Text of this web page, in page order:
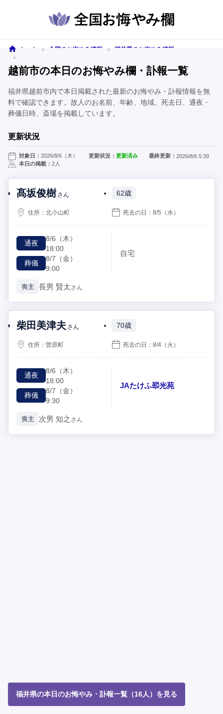
ホーム 全国のお悔やみ情報
福井県のお悔やみ情報
越前市の本日のお悔やみ欄・訃報一覧
福井県越前市内で本日掲載された最新のお悔やみ・訃報情報を無
料で確認できます。故人のお名前、年齢、地域、死去日、通夜・
葬儀日時、斎場を掲載しています。
更新状況
対象日： 2026/8/6（木） 更新状況：更新済み 最終更新： 2026/8/6 5:39
本日の掲載： 2人
髙坂俊樹 さん 62歳
住所：北小山町 死去の日：8/5 （水）
通夜
8/6 （木）
18:00
葬儀
8/7 （金）
9:00
自宅
喪主 長男 賢太さん
柴田美津夫 さん 70歳
住所：曽原町 死去の日：8/4 （火）
通夜
8/6 （木）
18:00
葬儀
8/7 （金）
9:30
JAたけふ翆光苑
喪主 次男 知之 さん
福井県の本日のお悔やみ・訃報一覧（16人）を見る